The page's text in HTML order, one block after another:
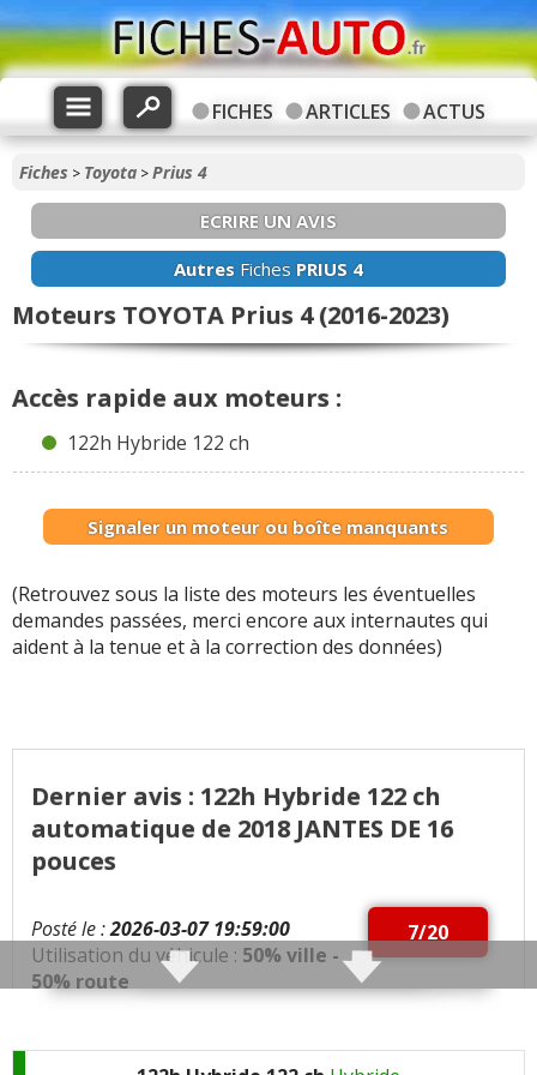
FICHES ARTICLES ACTUS
Fiches > Toyota >Prius 4
ECRIRE UN AVIS
Autres Fiches PRIUS 4
Moteurs TOYOTA Prius 4 (2016-2023)
Accès rapide aux moteurs :
122h Hybride 122 ch
Signaler un moteur ou boîte manquants
(Retrouvez sous la liste des moteurs les éventuelles
demandes passées, merci encore aux internautes qui
aident à la tenue et à la correction des données)
Dernier avis : 122h Hybride 122 ch
automatique de 2018 JANTES DE 16
pouces
7/20
Posté le :2026-03-07 19:59:00
Utilisation du véhicule : 50% ville -
50% route
éléments d'aide à la conduite sont appréciables.